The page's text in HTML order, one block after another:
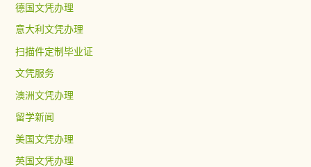
德国文凭办理
意大利文凭办理
扫描件定制毕业证
文凭服务
澳洲文凭办理
留学新闻
美国文凭办理
英国文凭办理